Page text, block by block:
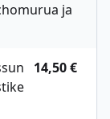
ja
14,50 €